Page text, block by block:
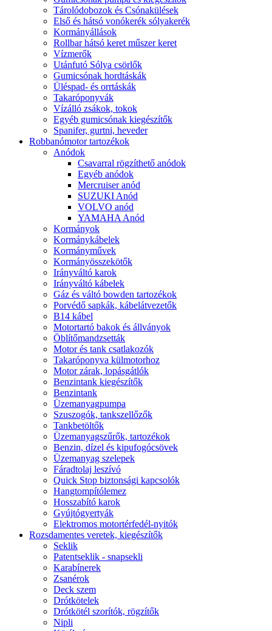
Tárolódobozok és Csónakülések
Első és hátsó vonókerék sólyakerék
Kormányállások
Rollbar hátsó keret műszer keret
Vízmerők
Utánfutó Sólya csörlők
Gumicsónak hordtáskák
Üléspad- és orrtáskák
Takaróponyvák
Vízálló zsákok, tokok
Egyéb gumicsónak kiegészítők
Spanifer, gurtni, heveder
Robbanómotor tartozékok
Anódok
Csavarral rögzíthető anódok
Egyéb anódok
Mercruiser anód
SUZUKI Anód
VOLVO anód
YAMAHA Anód
Kormányok
Kormánykábelek
Kormányművek
Kormányösszekötők
Irányváltó karok
Irányváltó kábelek
Gáz és váltó bowden tartozékok
Porvédő sapkák, kábelátvezetők
B14 kábel
Motortartó bakok és állványok
Öblítőmandzsetták
Motor és tank csatlakozók
Takaróponyva külmotorhoz
Motor zárak, lopásgátlók
Benzintank kiegészítők
Benzintank
Üzemanyagpumpa
Szuszogók, tankszellőzők
Tankbetöltők
Üzemanyagszűrők, tartozékok
Benzin, dízel és kipufogócsövek
Üzemanyag szelepek
Fáradtolaj leszívó
Quick Stop biztonsági kapcsolók
Hangtompítólemez
Hosszabító karok
Gyújtógyertyák
Elektromos motortérfedél-nyitók
Rozsdamentes veretek, kiegészítők
Seklik
Patentseklik - snapsekli
Karabínerek
Zsanérok
Deck szem
Drótkötelek
Drótkötél szorítók, rögzítők
Nipli